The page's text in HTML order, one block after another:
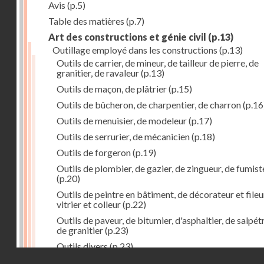
Avis (p.5)
Table des matières (p.7)
Art des constructions et génie civil (p.13)
Outillage employé dans les constructions (p.13)
Outils de carrier, de mineur, de tailleur de pierre, de
granitier, de ravaleur(p.13)
Outils de maçon, de plâtrier(p.15)
Outils de bûcheron, de charpentier, de charron
Outils de menuisier, de modeleur(p.17)
Outils de serrurier, de mécanicien(p.18)
Outils de forgeron(p.19)
Outils de plombier, de gazier, de zingueur, de
(p.20)
Outils de peintre en bâtiment, de décorateur et
vitrier et colleur(p.22)
Outils de paveur, de bitumier, d'asphaltier, de
de granitier(p.23)
Outils divers(p.23)